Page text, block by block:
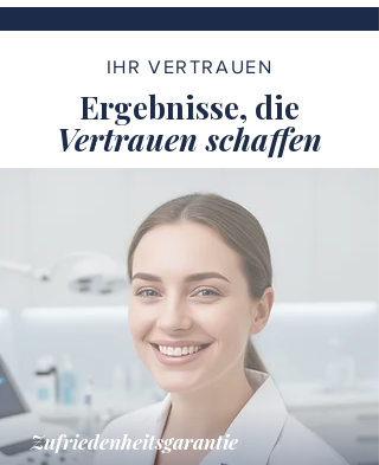
IHR VERTRAUEN
Ergebnisse, die
Vertrauen schaffen
Zufriedenheitsgarantie